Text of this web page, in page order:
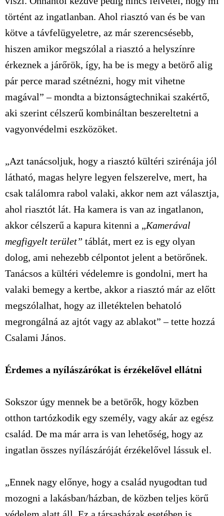
történt az ingatlanban. Ahol riasztó van és be van
kötve a távfelügyeletre, az már szerencsésebb,
hiszen amikor megszólal a riasztó a helyszínre
érkeznek a járőrök, így, ha be is megy a betörő alig
pár perce marad szétnézni, hogy mit vihetne
magával” – mondta a biztonságtechnikai szakértő,
aki szerint célszerű kombináltan beszereltetni a
vagyonvédelmi eszközöket.
„Azt tanácsoljuk, hogy a riasztó kültéri szirénája jól
látható, magas helyre legyen felszerelve, mert, ha
csak találomra rabol valaki, akkor nem azt választja,
ahol riasztót lát. Ha kamera is van az ingatlanon,
akkor célszerű a kapura kitenni a „Kamerával
megfigyelt terület” táblát, mert ez is egy olyan
dolog, ami nehezebb célpontot jelent a betörőnek.
Tanácsos a kültéri védelemre is gondolni, mert ha
valaki bemegy a kertbe, akkor a riasztó már az előtt
megszólalhat, hogy az illetéktelen behatoló
megrongálná az ajtót vagy az ablakot” – tette hozzá
Csalami János.
Érdemes a nyílászárókat is érzékelővel ellátni
Sokszor úgy mennek be a betörők, hogy közben
otthon tartózkodik egy személy, vagy akár az egész
család. De ma már arra is van lehetőség, hogy az
ingatlan összes nyílászáróját érzékelővel lássuk el.
„Ennek nagy előnye, hogy a család nyugodtan tud
mozogni a lakásban/házban, de közben teljes körű